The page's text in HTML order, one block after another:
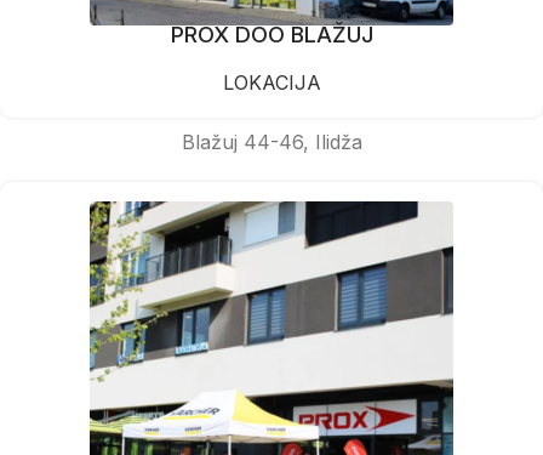
PROX DOO BLAŽUJ
LOKACIJA
Blažuj 44-46, Ilidža